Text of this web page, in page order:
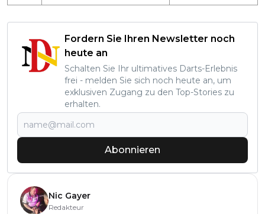
Fordern Sie Ihren Newsletter noch
heute an
Schalten Sie Ihr ultimatives Darts-Erlebnis
frei - melden Sie sich noch heute an, um
exklusiven Zugang zu den Top-Stories zu
erhalten.
Abonnieren
Nic Gayer
Redakteur